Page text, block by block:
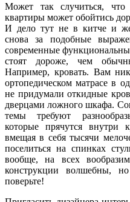
Может так случиться,
квартиры может обойтись
И дело тут не в китче и
снова за подобные
современные
стоят дороже, чем
Например, кровать. Вам
ортопедическом матрасе в
не придумали откидные
дверцами ложного шкафа.
темы требуют
которые прячутся
вмещая в себя тысячи
поселиться на спинках
вообще, на всех
конструкции волшебны,
поверьте!